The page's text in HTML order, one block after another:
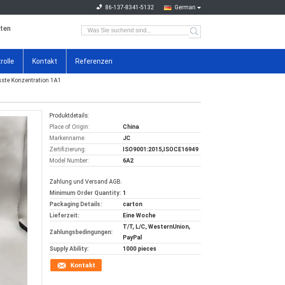
German
86-137-8341-5132
Kontakt Referenzen
Konzentration 1A1
Produktdetails:
Place of Origin:
China
Markenname:
JC
Zertifizierung:
ISO9001:2015,ISOCE16949
Model Number:
6A2
Zahlung und Versand AGB:
Minimum Order Quantity: 1
Packaging Details:
carton
Lieferzeit:
Eine Woche
Zahlungsbedingungen:
T/T, L/C, WesternUnion,
PayPal
Supply Ability:
1000 pieces
Kontakt